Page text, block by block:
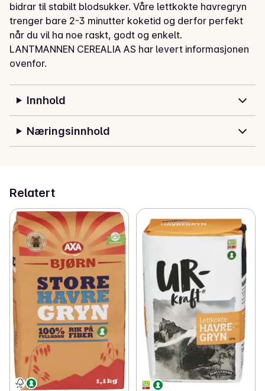
bidrar til stabilt blodsukker. Våre lettkokte havregryn
trenger bare 2-3 minutter koketid og derfor perfekt
når du vil ha noe raskt, godt og enkelt.
LANTMANNEN CEREALIA AS har levert informasjonen
ovenfor.
Innhold
Næringsinnhold
Relatert